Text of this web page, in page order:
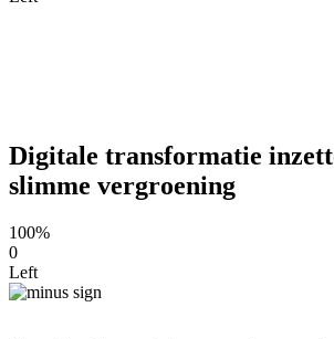
Digitale transformatie
slimme vergroening
100%
0
Left